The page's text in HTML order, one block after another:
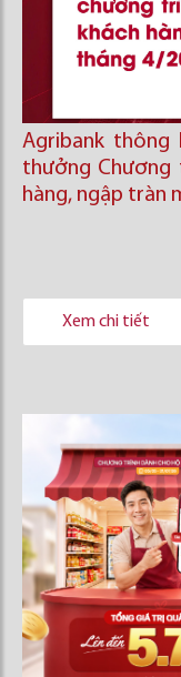
Agribank thông
thưởng Chương
hàng, ngập tràn
Xem chi tiết